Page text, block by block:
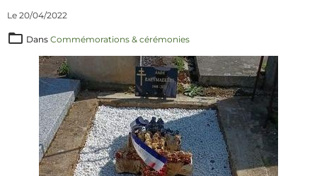
Le 20/04/2022
Dans Commémorations & cérémonies